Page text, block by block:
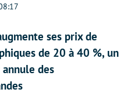
ses prix de
de 20 à 40 %, un
des